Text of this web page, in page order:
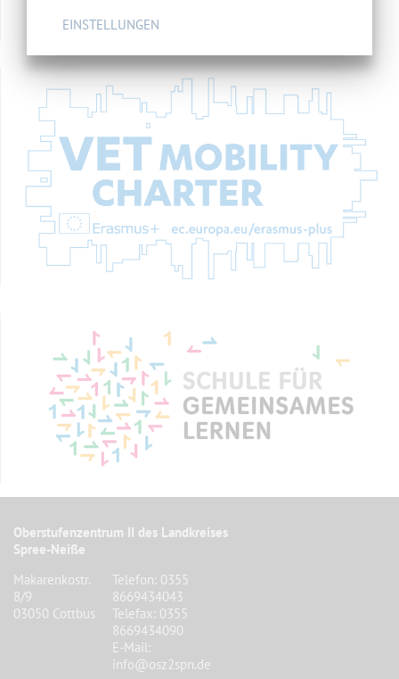
Oberstufenzentrum II des Landkreises
Spree-Neiße
Makarenkostr.
8/9
03050 Cottbus
Telefon: 0355
8669434043
Telefax: 0355
8669434090
E-Mail:
info@osz2spn.de
EINSTELLUNGEN